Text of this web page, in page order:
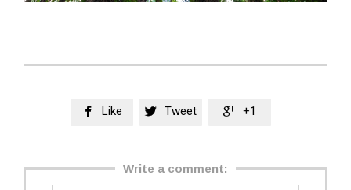
 Like  Tweet  +1
Write a comment: